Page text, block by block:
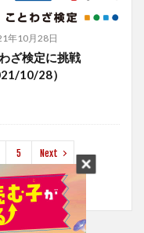
年10月28日
ざ検定に挑戦
10/28）
5 Next